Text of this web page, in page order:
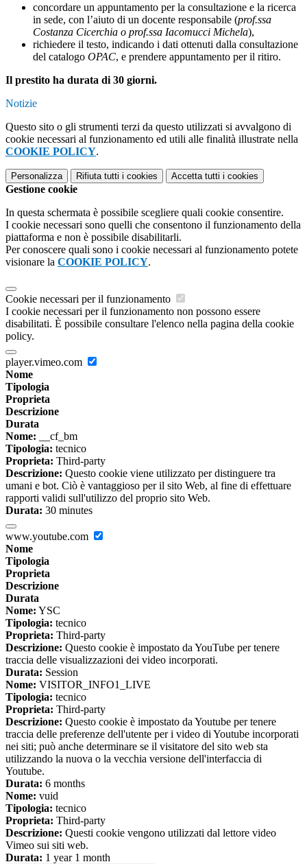
concordare un appuntamento per la consultazione e la ricerca
in sede, con l’aiuto di un docente responsabile (prof.ssa
Costanza Cicerchia o prof.ssa Iacomucci Michela),
richiedere il testo, indicando i dati ottenuti dalla consultazione
del catalogo OPAC, e prendere appuntamento per il ritiro.
Il prestito ha durata di 30 giorni.
Notizie
Questo sito o gli strumenti terzi da questo utilizzati si avvalgono di
cookie necessari al funzionamento ed utili alle finalità illustrate nella
COOKIE POLICY.
Personalizza Rifiuta tutti i cookies Accetta tutti i cookies
Gestione cookie
In questa schermata è possibile scegliere quali cookie consentire.
I cookie necessari sono quelli che consentono il funzionamento della
piattaforma e non è possibile disabilitarli.
Per conoscere quali sono i cookie necessari al funzionamento potete
visionare la COOKIE POLICY.
Cookie necessari per il funzionamento
I cookie necessari per il funzionamento non possono essere
disabilitati. È possibile consultare l'elenco nella pagina della cookie
policy.
player.vimeo.com
Nome
Tipologia
Proprieta
Descrizione
Durata
Nome: __cf_bm
Tipologia: tecnico
Proprieta: Third-party
Descrizione: Questo cookie viene utilizzato per distinguere tra
umani e bot. Ciò è vantaggioso per il sito Web, al fine di effettuare
rapporti validi sull'utilizzo del proprio sito Web.
Durata: 30 minutes
www.youtube.com
Nome
Tipologia
Proprieta
Descrizione
Durata
Nome: YSC
Tipologia: tecnico
Proprieta: Third-party
Descrizione: Questo cookie è impostato da YouTube per tenere
traccia delle visualizzazioni dei video incorporati.
Durata: Session
Nome: VISITOR_INFO1_LIVE
Tipologia: tecnico
Proprieta: Third-party
Descrizione: Questo cookie è impostato da Youtube per tenere
traccia delle preferenze dell'utente per i video di Youtube incorporati
nei siti; può anche determinare se il visitatore del sito web sta
utilizzando la nuova o la vecchia versione dell'interfaccia di
Youtube.
Durata: 6 months
Nome: vuid
Tipologia: tecnico
Proprieta: Third-party
Descrizione: Questi cookie vengono utilizzati dal lettore video
Vimeo sui siti web.
Durata: 1 year 1 month